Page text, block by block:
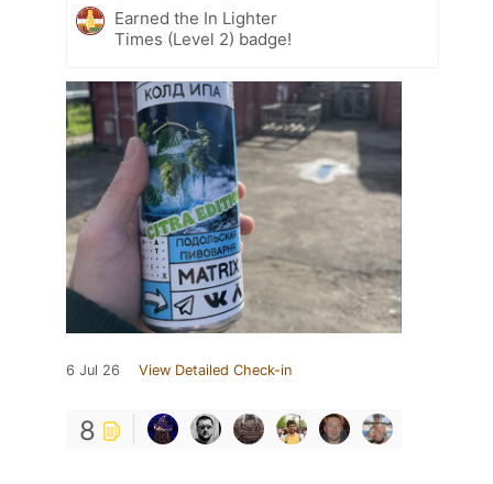
Earned the In Lighter
Times (Level 2) badge!
6 Jul 26 View Detailed Check-in
8